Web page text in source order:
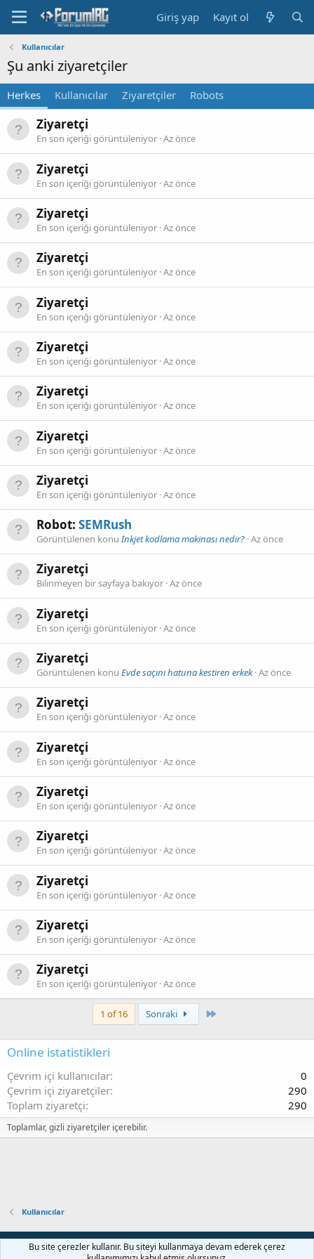
Giriş yap Kayıt ol
Kullanıcılar
Şu anki ziyaretçiler
Herkes Kullanıcılar Ziyaretçiler Robots
Ziyaretçi
En son içeriği görüntüleniyor Az önce
Ziyaretçi
En son içeriği görüntüleniyor Az önce
Ziyaretçi
En son içeriği görüntüleniyor Az önce
Ziyaretçi
En son içeriği görüntüleniyor Az önce
Ziyaretçi
En son içeriği görüntüleniyor Az önce
Ziyaretçi
En son içeriği görüntüleniyor Az önce
Ziyaretçi
En son içeriği görüntüleniyor Az önce
Ziyaretçi
En son içeriği görüntüleniyor Az önce
Ziyaretçi
En son içeriği görüntüleniyor Az önce
Robot: SEMRush
Görüntülenen konuİnkjet kodlama makinası nedir? Az önce
Ziyaretçi
Bilinmeyen bir sayfaya bakıyor Az önce
Ziyaretçi
En son içeriği görüntüleniyor Az önce
Ziyaretçi
Görüntülenen konu Evde saçını hatuna kestiren erkek Az önce
Ziyaretçi
En son içeriği görüntüleniyor Az önce
Ziyaretçi
En son içeriği görüntüleniyor Az önce
Ziyaretçi
En son içeriği görüntüleniyor Az önce
Ziyaretçi
En son içeriği görüntüleniyor Az önce
Ziyaretçi
En son içeriği görüntüleniyor Az önce
Ziyaretçi
En son içeriği görüntüleniyor Az önce
Ziyaretçi
En son içeriği görüntüleniyor Az önce
1 of 16 Sonraki
Online istatistikleri
Çevrim içi kullanıcılar
0
Çevrim içi ziyaretçiler
290
Toplam ziyaretçi
290
Toplamlar, gizli ziyaretçiler içerebilir.
Kullanıcılar
Bize ulaşın Şartlar ve kurallar Gizlilik politikası
Yardım
Bu site çerezler kullanır. Bu siteyi kullanmaya devam ederek çerez